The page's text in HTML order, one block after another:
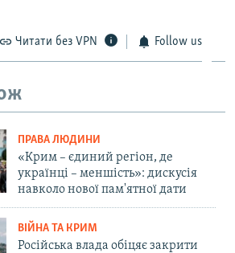
Читати без VPN Follow us
ПРАВА ЛЮДИНИ
«Крим – єдиний регіон, де
українці – меншість»: дискусія
навколо нової пам'ятної дати
ВІЙНА ТА КРИМ
Російська влада обіцяє закрити